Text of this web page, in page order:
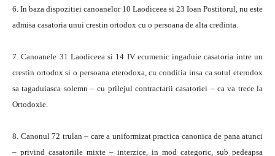
6. In baza dispozitiei canoanelor 10 Laodiceea si 23 Ioan Postitorul, nu este
admisa casatoria unui crestin ortodox cu o persoana de alta credinta.
7. Canoanele 31 Laodiceea si 14 IV ecumenic ingaduie casatoria intre un
crestin ortodox si o persoana eterodoxa, cu conditia insa ca sotul eterodox
sa tagaduiasca solemn – cu prilejul contractarii casa­toriei – ca va trece la
Ortodoxie.
8. Canonul 72 trulan – care a uniformizat practica canonica de pana atunci
– privind casatoriile mixte – interzice, in mod categoric, sub pedeapsa